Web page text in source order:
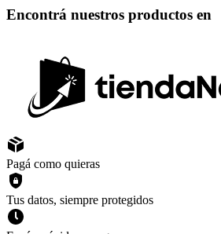
Encontrá nuestros productos en
Pagá como quieras
Tus datos, siempre protegidos